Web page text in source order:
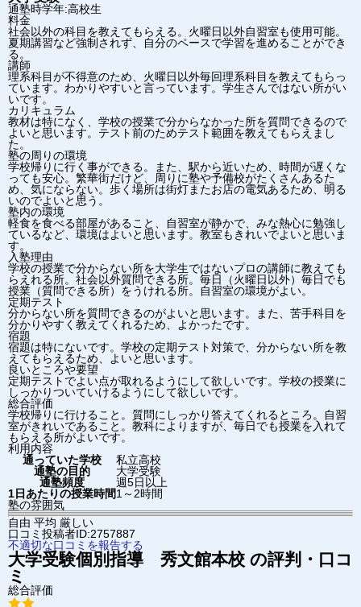
通塾時学年:高校生
料金
社会以外の科目を教えてもらえる。火曜日以外自習室も使用可能。
夏期講習など強制されず、自分のペースで学習を進めることができ
る。
講師
理系科目が不得意のため、火曜日以外毎回理系科目を教えてもらっ
ています。わかりやすいと言っています。学生さんではない所がい
いです。
カリキュラム
教材は特になく、学校の授業で分からなかった所を質問できるので
よいと思います。テスト前のためテスト範囲を教えてもらえまし
た。
塾の周りの環境
学校帰りに行く事ができる。また、駅から近いため、時間が遅くな
っても安心。繁華街だけど、周りに塾や予備校がたくさんあるた
め、気にならない。歩く場所は街灯またお店の電気あるため、明る
いのでよいと思う。
塾内の環境
軽食を食べる部屋があること、自習室が静かで、みな熱心に勉強し
ているなど、環境はよいと思います。教室もきれいでよいと思いま
す。
入塾理由
学校の授業で分からない所を大学生ではないプロの講師に教えても
らえれる所。社会以外質問できる所。毎日（火曜日以外）毎日でも
授業（質問できる所）をうけれる所。自習室の環境がよい。
定期テスト
分からない所を質問できるのがよいと思います。また、苦手科目を
分かりやすく教えてくれるため、よかったです。
宿題
宿題は特にないです。学校の定期テスト対策で、分からない所を教
えてもらえるため、よいと思います。
良いところや要望
定期テストでよい点が取れるようにして欲しいです。学校の授業に
しっかりついていけるようにして欲しいです。
総合評価
学校帰りに行けること。質問にしっかり答えてくれるところ。自習
室がきれいであること。教科によりますが、毎日でも授業を入れて
もらえる所がよいです。
利用内容
通っていた学校
私立高校
通塾の目的
大学受験
通塾頻度
週5日以上
1日あたりの授業時間1～2時間
塾の雰囲気
自由 平均 厳しい
口コミ投稿者ID:2757887
不適切な口コミを報告する
大学受験個別指導 秀文館本校 の評判・口コ
ミ
総合評価